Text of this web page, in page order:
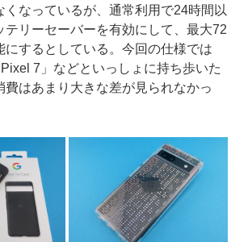
くなっているが、通常利用で24時間以
テリーセーバーを有効にして、最大72
にするとしている。今回の仕様では
Pixel 7」などといっしょに持ち歩いた
費はあまり大きな差が見られなかっ